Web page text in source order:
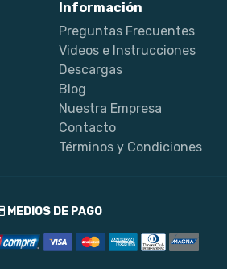
Información
Preguntas Frecuentes
Videos e Instrucciones
Descargas
Blog
Nuestra Empresa
Contacto
Términos y Condiciones
MEDIOS DE PAGO